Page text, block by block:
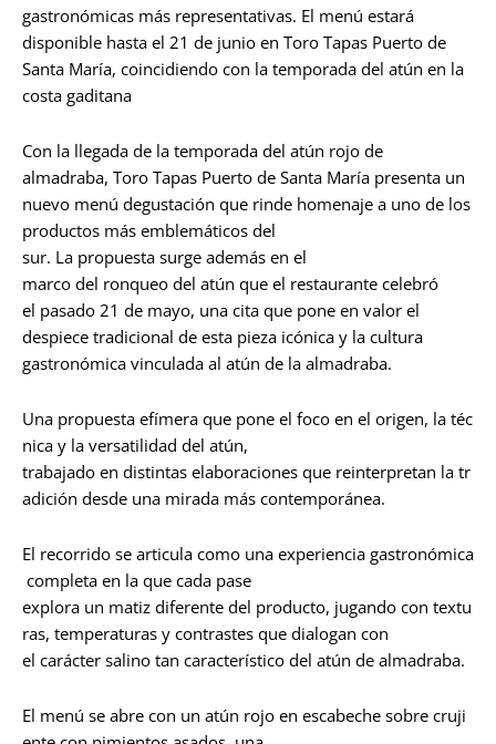
gastronómicas más representativas. El menú estará
disponible hasta el 21 de junio en Toro Tapas Puerto de
Santa María, coincidiendo con la temporada del atún en la
costa gaditana
Con la llegada de la temporada del atún rojo de
almadraba, Toro Tapas Puerto de Santa María presenta un
nuevo menú degustación que rinde homenaje a uno de los
productos más emblemáticos del
sur. La propuesta surge además en el
marco del ronqueo del atún que el restaurante celebró
el pasado 21 de mayo, una cita que pone en valor el
despiece tradicional de esta pieza icónica y la cultura
gastronómica vinculada al atún de la almadraba.
Una propuesta efímera que pone el foco en el origen, la téc
nica y la versatilidad del atún,
trabajado en distintas elaboraciones que reinterpretan la tr
adición desde una mirada más contemporánea.
El recorrido se articula como una experiencia gastronómica
completa en la que cada pase
explora un matiz diferente del producto, jugando con textu
ras, temperaturas y contrastes que dialogan con
el carácter salino tan característico del atún de almadraba.
El menú se abre con un atún rojo en escabeche sobre cruji